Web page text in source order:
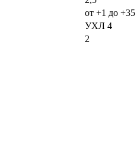
от +1 до +35
УХЛ 4
2